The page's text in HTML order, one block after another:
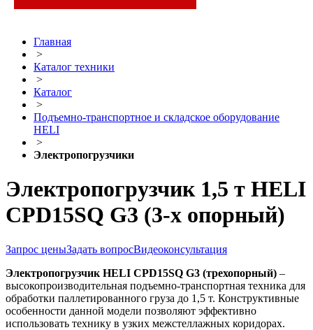
Главная
>
Каталог техники
>
Каталог
>
Подъемно-транспортное и складское оборудование
HELI
>
Электропогрузчики
Электропогрузчик 1,5 т HELI
CPD15SQ G3 (3-х опорный)
Запрос ценыЗадать вопросВидеоконсультация
Электропогрузчик HELI CPD15SQ G3 (трехопорный) –
высокопроизводительная подъемно-транспортная техника для
обработки паллетированного груза до 1,5 т. Конструктивные
особенности данной модели позволяют эффективно
использовать технику в узких межстеллажных коридорах.